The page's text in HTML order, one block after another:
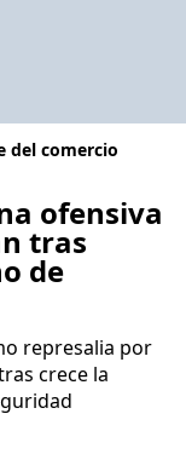
del comercio
ofensiva
tras
de
represalia por
crece la